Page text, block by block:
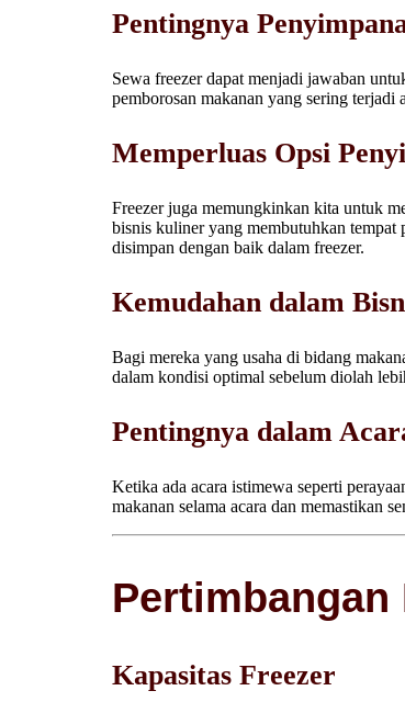
Pentingnya
Sewa freezer dapat menjadi jawaban
pemborosan makanan yang sering terjadi
Memperluas Opsi
Freezer juga memungkinkan kita untuk
bisnis kuliner yang membutuhkan tempat
disimpan dengan baik dalam freezer.
Kemudahan dalam
Bagi mereka yang usaha di bidang
dalam kondisi optimal sebelum diolah
Pentingnya dalam
Ketika ada acara istimewa seperti
makanan selama acara dan memastikan
Pertimbangan
Kapasitas Freezer